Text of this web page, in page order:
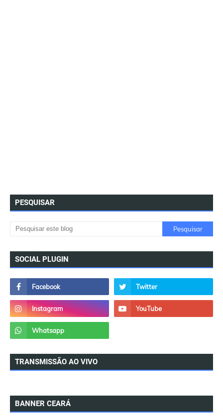
PESQUISAR
SOCIAL PLUGIN
TRANSMISSÃO AO VIVO
BANNER CEARÁ